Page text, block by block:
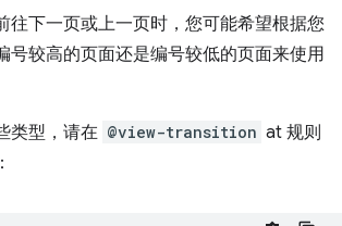
往下一页或上一页时，您可能希望根据您
号较高的页面还是编号较低的页面来使用
类型，请在 @view-transition at 规则